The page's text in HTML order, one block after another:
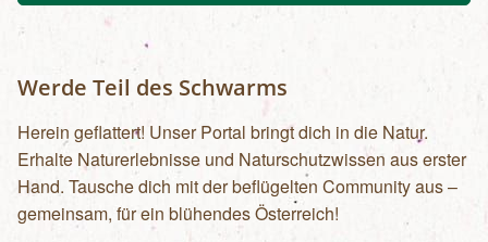
Werde Teil des Schwarms
Herein geflattert! Unser Portal bringt dich in die Natur.
Erhalte Naturerlebnisse und Naturschutzwissen aus erster
Hand. Tausche dich mit der beflügelten Community aus –
gemeinsam, für ein blühendes Österreich!